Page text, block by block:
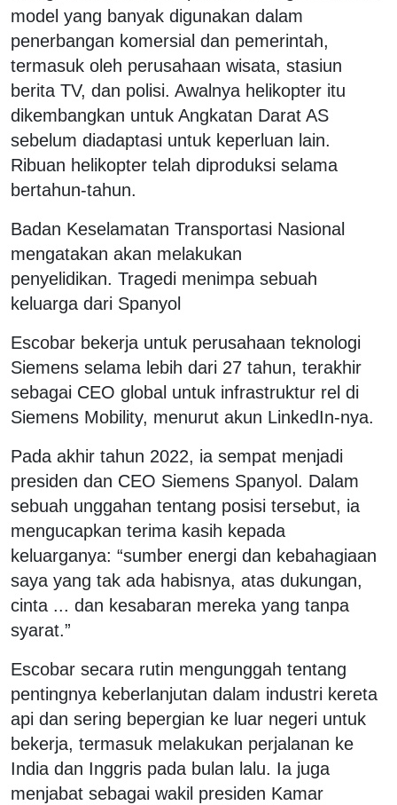
model yang banyak digunakan dalam
penerbangan komersial dan pemerintah,
termasuk oleh perusahaan wisata, stasiun
berita TV, dan polisi. Awalnya helikopter itu
dikembangkan untuk Angkatan Darat AS
sebelum diadaptasi untuk keperluan lain.
Ribuan helikopter telah diproduksi selama
bertahun-tahun.
Badan Keselamatan Transportasi Nasional
mengatakan akan melakukan
penyelidikan. Tragedi menimpa sebuah
keluarga dari Spanyol
Escobar bekerja untuk perusahaan teknologi
Siemens selama lebih dari 27 tahun, terakhir
sebagai CEO global untuk infrastruktur rel di
Siemens Mobility, menurut akun LinkedIn-nya.
Pada akhir tahun 2022, ia sempat menjadi
presiden dan CEO Siemens Spanyol. Dalam
sebuah unggahan tentang posisi tersebut, ia
mengucapkan terima kasih kepada
keluarganya: “sumber energi dan kebahagiaan
saya yang tak ada habisnya, atas dukungan,
cinta ... dan kesabaran mereka yang tanpa
syarat.”
Escobar secara rutin mengunggah tentang
pentingnya keberlanjutan dalam industri kereta
api dan sering bepergian ke luar negeri untuk
bekerja, termasuk melakukan perjalanan ke
India dan Inggris pada bulan lalu. Ia juga
menjabat sebagai wakil presiden Kamar